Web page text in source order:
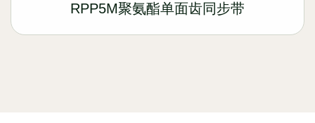
RPP5M聚氨酯单面齿同步带